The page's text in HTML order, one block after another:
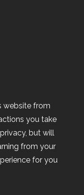
website from
you take
but will
from your
for you